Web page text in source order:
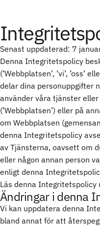
Senast uppdaterad: 7
Denna Integritetspolicy
(’Webbplatsen’, ’vi’, ’oss’
delar dina personuppgifter
använder våra tjänster
(’Webbplatsen’) eller på
om Webbplatsen
denna Integritetspolicy
av Tjänsterna, oavsett om
eller någon annan person
enligt denna
Läs denna Integritetspolicy
Ändringar i denna
Vi kan uppdatera denna
bland annat för att